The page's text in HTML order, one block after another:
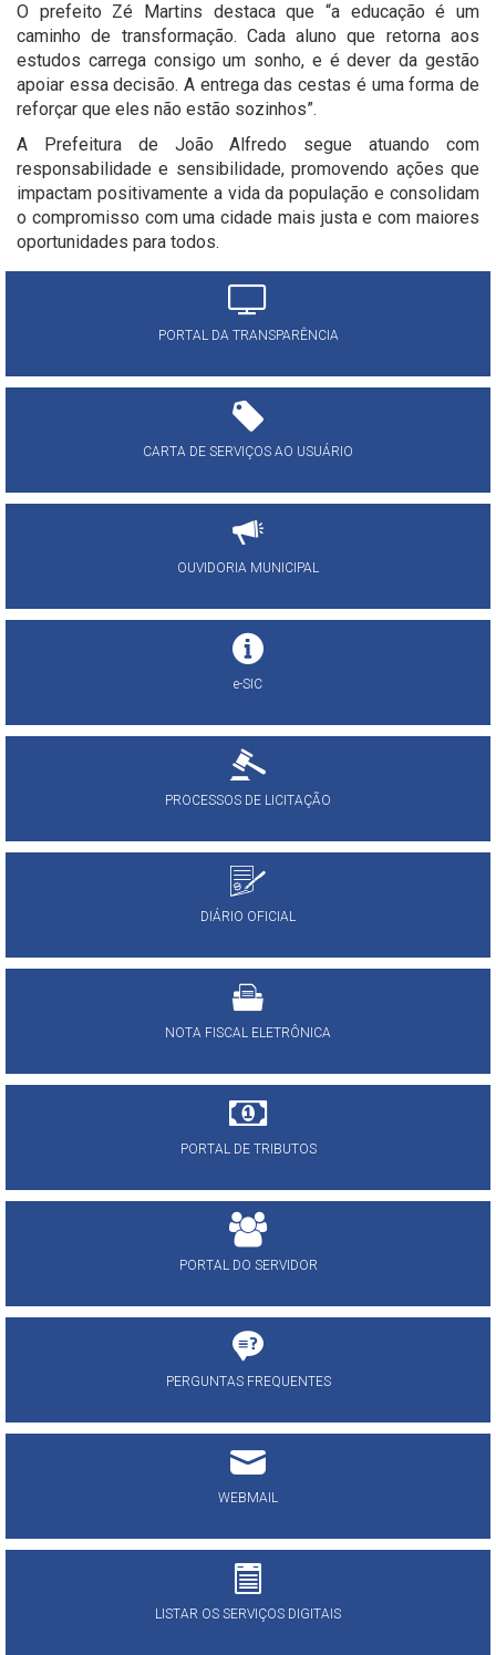
O prefeito Zé Martins destaca que “a educação é um
caminho de transformação. Cada aluno que retorna aos
estudos carrega consigo um sonho, e é dever da gestão
apoiar essa decisão. A entrega das cestas é uma forma de
reforçar que eles não estão sozinhos”.
A Prefeitura de João Alfredo segue atuando com
responsabilidade e sensibilidade, promovendo ações que
impactam positivamente a vida da população e consolidam
o compromisso com uma cidade mais justa e com maiores
oportunidades para todos.
PORTAL DA TRANSPARÊNCIA
CARTA DE SERVIÇOS AO USUÁRIO
OUVIDORIA MUNICIPAL
e-SIC
PROCESSOS DE LICITAÇÃO
DIÁRIO OFICIAL
NOTA FISCAL ELETRÔNICA
PORTAL DE TRIBUTOS
PORTAL DO SERVIDOR
PERGUNTAS FREQUENTES
WEBMAIL
LISTAR OS SERVIÇOS DIGITAIS